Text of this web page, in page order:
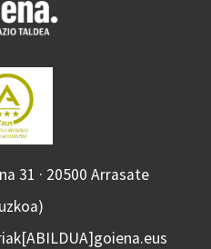
31 · 20500 Arrasate